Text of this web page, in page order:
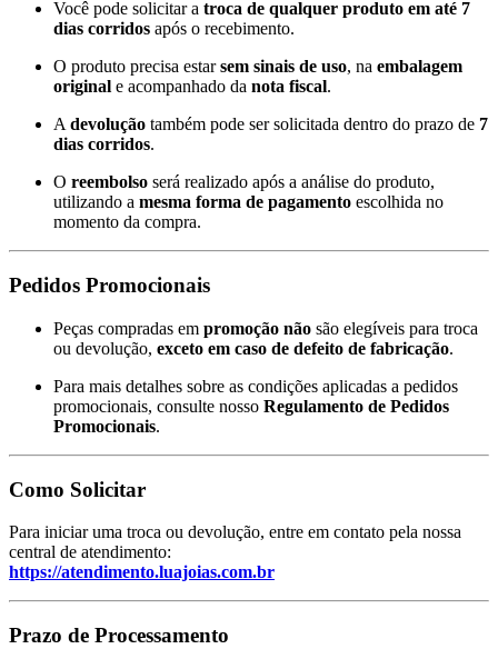
Você pode solicitar a troca de qualquer produto em até 7
dias corridos após o recebimento.
O produto precisa estarsem sinais de uso, na embalagem
original e acompanhado da nota fiscal.
Adevolução também pode ser solicitada dentro do prazo de 7
dias corridos.
O reembolso será realizado após a análise do produto,
utilizando a mesma forma de pagamento escolhida no
momento da compra.
Pedidos Promocionais
Peças compradas em promoção não são elegíveis para troca
ou devolução, exceto em caso de defeito de fabricação.
Para mais detalhes sobre as condições aplicadas a pedidos
promocionais, consulte nosso Regulamento de Pedidos
Promocionais.
Como Solicitar
Para iniciar uma troca ou devolução, entre em contato pela nossa
central de atendimento:
https://atendimento.luajoias.com.br
Prazo de Processamento